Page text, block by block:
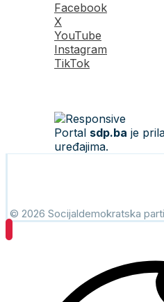
Facebook
X
YouTube
Instagram
TikTok
Portal sdp.ba je
uređajima.
© 2026 Socijaldemokratska